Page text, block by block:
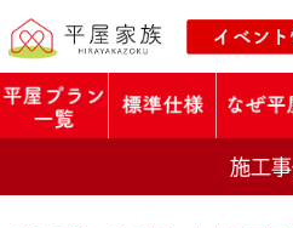
施工事